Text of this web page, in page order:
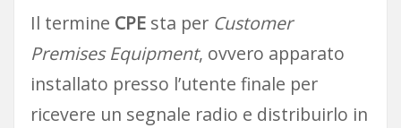
Il termine CPEsta per Customer
Premises Equipment, ovvero apparato
installato presso l’utente finale per
ricevere un segnale radio e distribuirlo in